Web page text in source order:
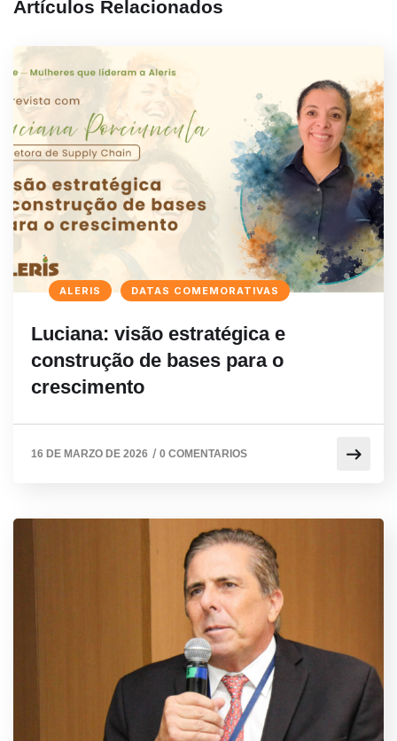
Artículos Relacionados
ALERIS DATAS COMEMORATIVAS
Luciana: visão estratégica e
construção de bases para o
crescimento
16 DE MARZO DE 2026 / 0 COMENTARIOS